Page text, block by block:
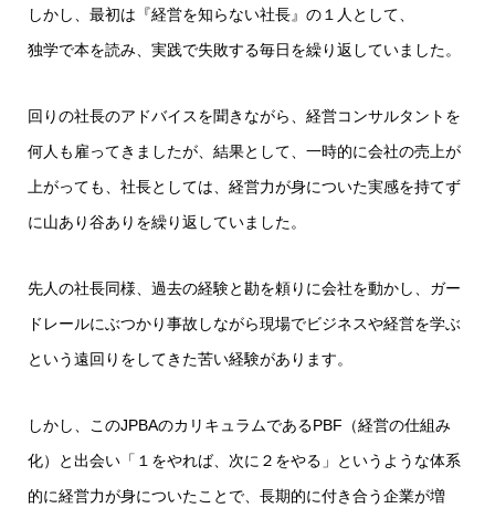
しかし、最初は『経営を知らない社長』の１人として、
独学で本を読み、実践で失敗する毎日を繰り返していました。
回りの社長のアドバイスを聞きながら、経営コンサルタントを
何人も雇ってきましたが、結果として、一時的に会社の売上が
上がっても、社長としては、経営力が身についた実感を持てず
に山あり谷ありを繰り返していました。
先人の社長同様、過去の経験と勘を頼りに会社を動かし、ガー
ドレールにぶつかり事故しながら現場でビジネスや経営を学ぶ
という遠回りをしてきた苦い経験があります。
しかし、このJPBAのカリキュラムであるPBF（経営の仕組み
化）と出会い「１をやれば、次に２をやる」というような体系
的に経営力が身についたことで、長期的に付き合う企業が増